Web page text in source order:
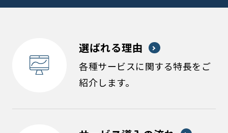
選ばれる理由
各種サービスに関する特長をご
紹介します。